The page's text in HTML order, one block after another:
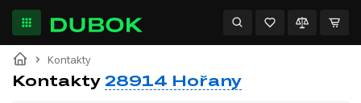
Kontakty
Kontakty 28914 Hořany